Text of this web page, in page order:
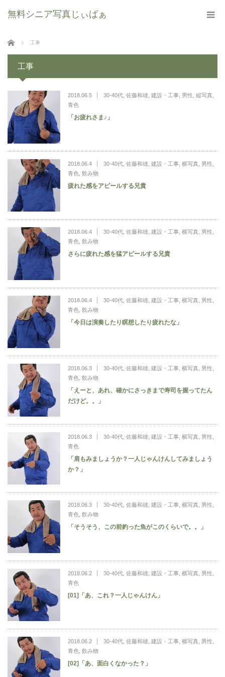
無料シニア写真じぃばぁ
ホーム 工事
工事
2018.06.5 30-40代, 佐藤和雄, 建設・工事, 男性 縦写真
青色
「お疲れさま♪」
2018.06.4 30-40代, 佐藤和雄, 建設・工事, 横写真 男性
青色 飲み物
疲れた感をアピールする兄貴
2018.06.4 30-40代, 佐藤和雄, 建設・工事, 横写真 男性
青色 飲み物
さらに疲れた感を猛アピールする兄貴
2018.06.4 30-40代, 佐藤和雄, 建設・工事, 横写真 男性
青色 飲み物
「今日は演奏したり瞑想したり疲れたな」
2018.06.3 30-40代, 佐藤和雄, 建設・工事, 横写真 男性
青色 飲み物
「えーと、あれ、確かにさっきまで寿司を握ってたん
だけど。。」
2018.06.3 30-40代, 佐藤和雄, 建設・工事, 横写真 男性
青色
「肩もみましょうか？一人じゃんけんしてみましょう
か？」
2018.06.3 30-40代, 佐藤和雄, 建設・工事, 横写真 男性
青色 飲み物
「そうそう、この前釣った魚がこのくらいで。。」
2018.06.2 30-40代, 佐藤和雄, 建設・工事, 横写真 男性
青色
[01]「あ、これ？一人じゃんけん」
2018.06.2 30-40代, 佐藤和雄, 建設・工事, 横写真 男性
青色 飲み物
[02]「あ、面白くなかった？」